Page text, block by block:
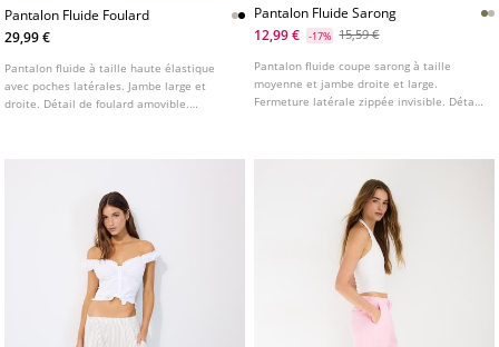
Pantalon Fluide Foulard
29,99 €
Pantalon fluide à taille haute élastique
avec poches latérales. Jambe large et
droite. Détail de foulard amovible.
Pantalon Fluide Sarong
12,99 €
-17% 15,59 €
Pantalon fluide coupe sarong à taille
moyenne et jambe droite et large.
Fermeture latérale zippée invisible. Détail